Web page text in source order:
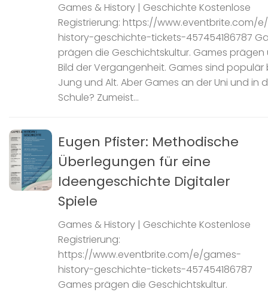
Games & History | Geschichte Kostenlose
Registrierung: https://www.eventbrite.com/
history-geschichte-tickets-457454186787
prägen die Geschichtskultur. Games prägen
Bild der Vergangenheit. Games sind populär
Jung und Alt. Aber Games an der Uni und in
Schule? Zumeist...
Eugen Pfister: Methodische
Überlegungen für eine
Ideengeschichte Digitaler
Spiele
Games & History | Geschichte Kostenlose
Registrierung:
https://www.eventbrite.com/e/games-
history-geschichte-tickets-457454186787
Games prägen die Geschichtskultur.